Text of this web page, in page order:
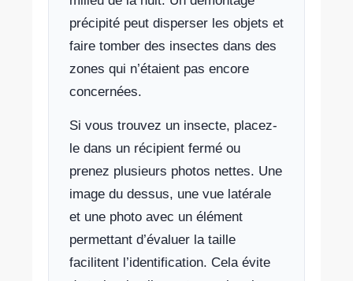
précipité peut disperser les objets et
faire tomber des insectes dans des
zones qui n’étaient pas encore
concernées.
Si vous trouvez un insecte, placez-
le dans un récipient fermé ou
prenez plusieurs photos nettes. Une
image du dessus, une vue latérale
et une photo avec un élément
permettant d’évaluer la taille
facilitent l’identification. Cela évite